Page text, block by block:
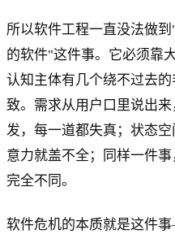
所以软件工程一直没法做
的软件"这件事。它必须靠
认知主体有几个绕不过去
致。需求从用户口里说出
发，每一道都失真；状态
意力就盖不全；同样一件
完全不同。
软件危机的本质就是这件